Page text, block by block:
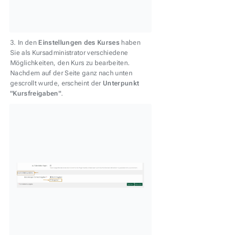
3. In den Einstellungen des Kurses haben
Sie als Kursadministrator verschiedene
Möglichkeiten, den Kurs zu bearbeiten.
Nachdem auf der Seite ganz nach unten
gescrollt wurde, erscheint der Unterpunkt
"Kursfreigaben".